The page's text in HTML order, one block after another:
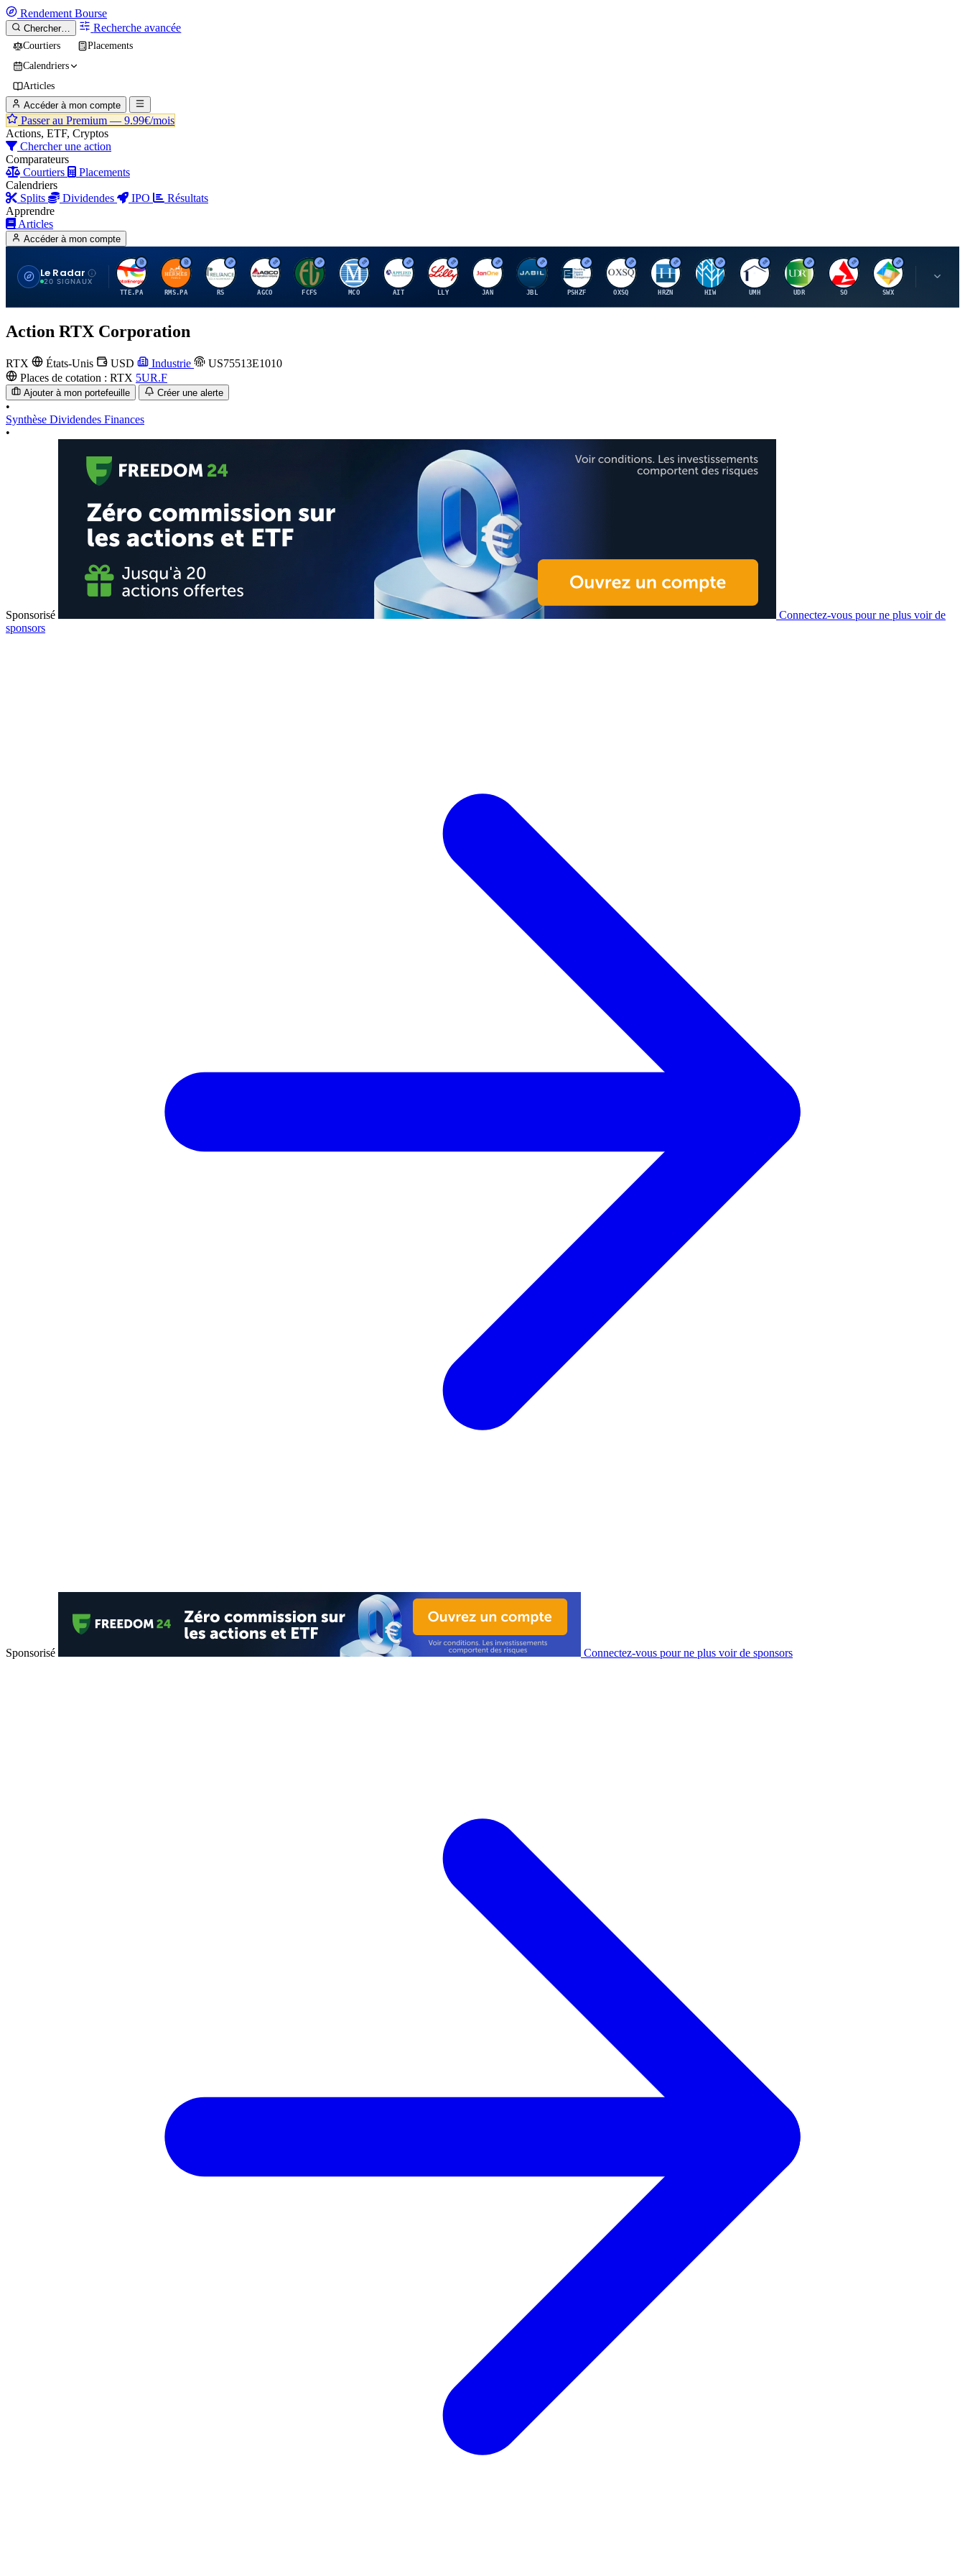
Rendement Bourse
Chercher… Recherche avancée
Courtiers
Placements
Calendriers
Articles
Accéder à mon compte
Passer au Premium — 9.99€/mois
Actions, ETF, Cryptos
Chercher une action
Comparateurs
Courtiers
Placements
Calendriers
Splits
Dividendes IPO
Résultats
Apprendre
Articles
Accéder à mon compte
Le Radar
20 SIGNAUX
T
TTE.PA
H
RMS.PA
R
RS
A
AGCO
F
FCFS
M
MCO
A
AIT
E
LLY
J
JAN
J
JBL
P
PSHZF
O
OXSQ
H
HRZN
H
HIW
U
UMH
U
UDR
S
SO
S
SWX
S
Action RTX Corporation
RTX États-Unis USD Industrie
US75513E1010
Places de cotation : RTX 5UR.F
Ajouter à mon portefeuille Créer une alerte
•
Synthèse Dividendes Finances
•
Sponsorisé
Connectez-vous pour ne plus voir de
sponsors
Sponsorisé Connectez-vous pour ne plus voir de sponsors